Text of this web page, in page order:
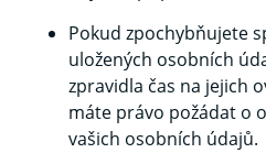
Pokud zpochybňujete
uložených osobních
zpravidla čas na jejich
máte právo požádat o
vašich osobních údajů.